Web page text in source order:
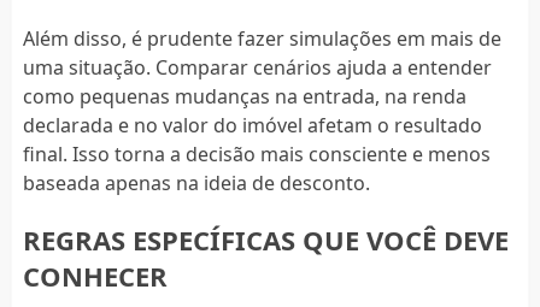
Além disso, é prudente fazer simulações em mais de
uma situação. Comparar cenários ajuda a entender
como pequenas mudanças na entrada, na renda
declarada e no valor do imóvel afetam o resultado
final. Isso torna a decisão mais consciente e menos
baseada apenas na ideia de desconto.
REGRAS ESPECÍFICAS QUE VOCÊ DEVE
CONHECER